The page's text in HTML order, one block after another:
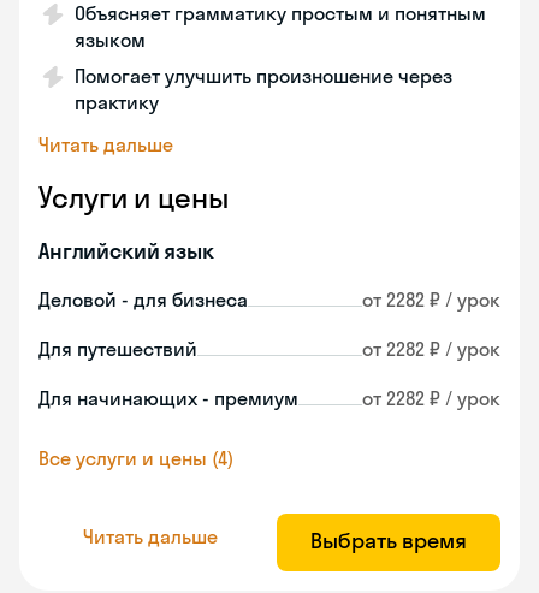
Объясняет грамматику простым и понятным
языком
Помогает улучшить произношение через
практику
Читать дальше
Услуги и цены
Английский язык
Деловой - для бизнеса от 2282 ₽ / урок
Для путешествий от 2282 ₽ / урок
Для начинающих - премиум от 2282 ₽ / урок
Все услуги и цены (4)
Читать дальше Выбрать время